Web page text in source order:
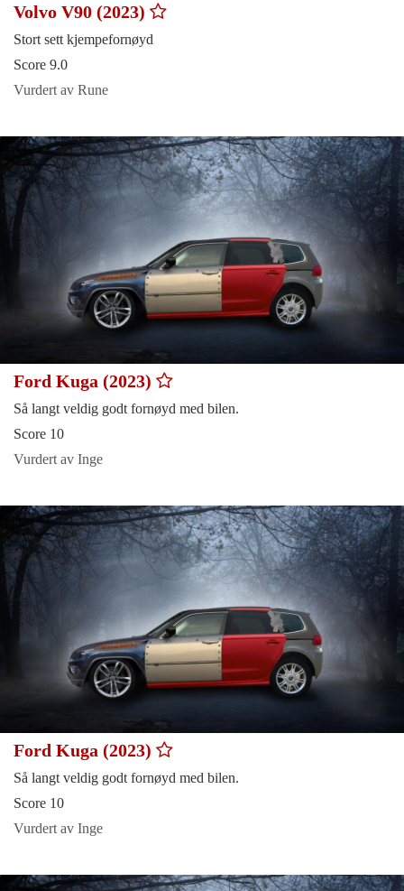
Volvo V90 (2023)
Stort sett kjempefornøyd
Score 9.0
Vurdert av Rune
Ford Kuga (2023)
Så langt veldig godt fornøyd med bilen.
Score 10
Vurdert av Inge
Ford Kuga (2023)
Så langt veldig godt fornøyd med bilen.
Score 10
Vurdert av Inge